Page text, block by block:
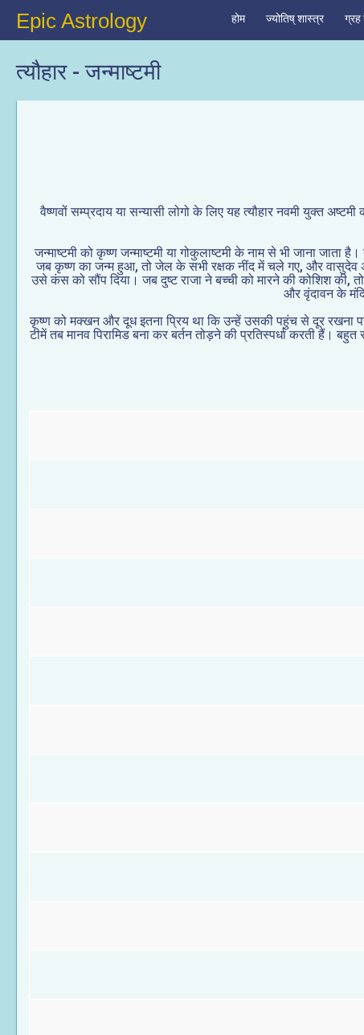
Epic Astrology होम ज्योतिष् शास्त्र ग्रह
त्यौहार - जन्माष्टमी
वैष्णवों सम्प्रदाय या सन्यासी लोगो के लिए यह त्यौहार नवमी युक्त
जन्माष्टमी को कृष्ण जन्माष्टमी या गोकुलाष्टमी के नाम से भी जाना
जब कृष्ण का जन्म हुआ, तो जेल के सभी रक्षक नींद में चले गए, और वासुदेव
उसे कंस को सौंप दिया। जब दुष्ट राजा ने बच्ची को मारने की कोशिश
और वृंदावन के
कृष्ण को मक्खन और दूध इतना प्रिय था कि उन्हें उसकी पहुंच से दूर रखना
टीमें तब मानव पिरामिड बना कर बर्तन तोड़ने की प्रतिस्पर्धा करती हैं।